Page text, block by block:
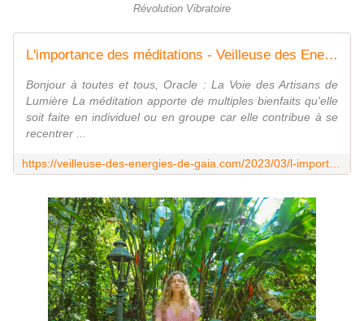
Révolution Vibratoire
L'importance des méditations - Veilleuse des Energies de Gaia.over-blog.com
Bonjour à toutes et tous, Oracle : La Voie des Artisans de
Lumière La méditation apporte de multiples bienfaits qu'elle
soit faite en individuel ou en groupe car elle contribue à se
recentrer ...